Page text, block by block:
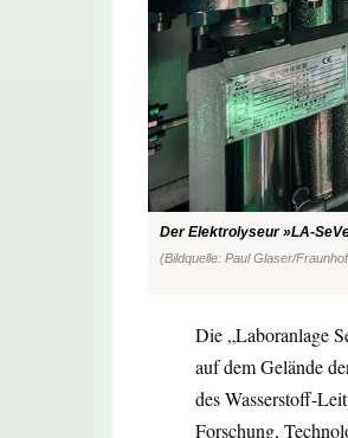
Der Elektrolyseur »LA-
(Bildquelle: Paul Glaser/
Die „Laboranlage
auf dem Gelände
des Wasserstoff-
Forschung,